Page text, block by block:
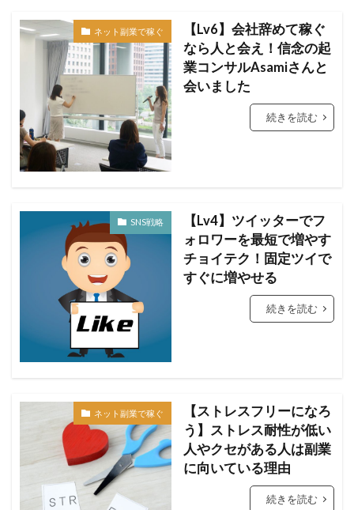
ネット副業で稼ぐ
【Lv6】会社辞めて稼ぐ
なら人と会え！信念の起
業コンサルAsamiさんと
会いました
続きを読む
SNS戦略
【Lv4】ツイッターでフ
ォロワーを最短で増やす
チョイテク！固定ツイで
すぐに増やせる
続きを読む
ネット副業で稼ぐ
【ストレスフリーになろ
う】ストレス耐性が低い
人やクセがある人は副業
に向いている理由
続きを読む